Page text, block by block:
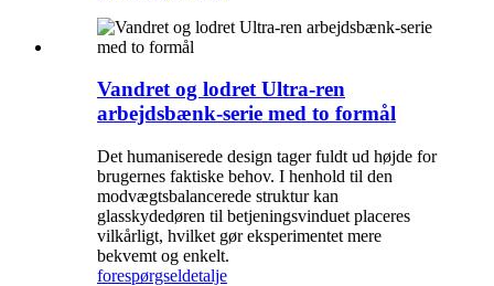
Vandret og lodret Ultra-ren
arbejdsbænk-serie med to formål
Det humaniserede design tager fuldt ud højde for
brugernes faktiske behov. I henhold til den
modvægtsbalancerede struktur kan
glasskydedøren til betjeningsvinduet placeres
vilkårligt, hvilket gør eksperimentet mere
bekvemt og enkelt.
forespørgseldetalje